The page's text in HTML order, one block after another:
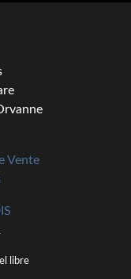
Vente
libre